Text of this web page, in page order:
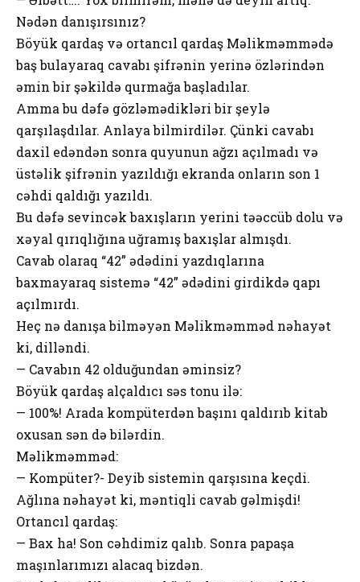
Nədən danışırsınız?
Böyük qardaş və ortancıl qardaş Məlikməmmədə
baş bulayaraq cavabı şifrənin yerinə özlərindən
əmin bir şəkildə qurmağa başladılar.
Amma bu dəfə gözləmədikləri bir şeylə
qarşılaşdılar. Anlaya bilmirdilər. Çünki cavabı
daxil edəndən sonra quyunun ağzı açılmadı və
üstəlik şifrənin yazıldığı ekranda onların son 1
cəhdi qaldığı yazıldı.
Bu dəfə sevincək baxışların yerini təəccüb dolu və
xəyal qırıqlığına uğramış baxışlar almışdı.
Cavab olaraq “42” ədədini yazdıqlarına
baxmayaraq sistemə “42” ədədini girdikdə qapı
açılmırdı.
Heç nə danışa bilməyən Məlikməmməd nəhayət
ki, dilləndi.
— Cavabın 42 olduğundan əminsiz?
Böyük qardaş alçaldıcı səs tonu ilə:
— 100%! Arada kompüterdən başını qaldırıb kitab
oxusan sən də bilərdin.
Məlikməmməd:
— Kompüter?- Deyib sistemin qarşısına keçdi.
Ağlına nəhayət ki, məntiqli cavab gəlmişdi!
Ortancıl qardaş:
— Bax ha! Son cəhdimiz qalıb. Sonra papaşa
maşınlarımızı alacaq bizdən.